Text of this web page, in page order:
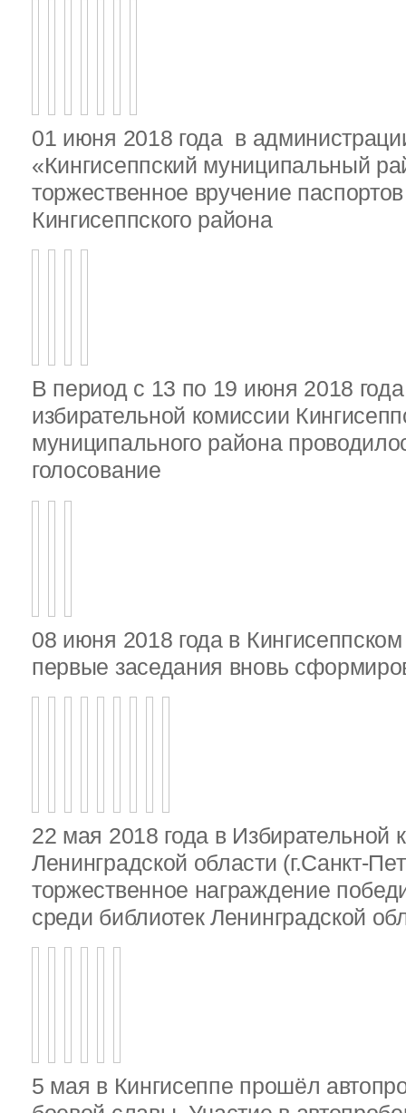
01 июня 2018 года в
«Кингисеппский муниципальный
торжественное вручение
Кингисеппского района
В период с 13 по 19 июня 2018
избирательной комиссии
муниципального района
голосование
08 июня 2018 года в
первые заседания вновь
22 мая 2018 года в Избирательной
Ленинградской области (г.Санкт-
торжественное награждение
среди библиотек Ленинградской
5 мая в Кингисеппе прошёл